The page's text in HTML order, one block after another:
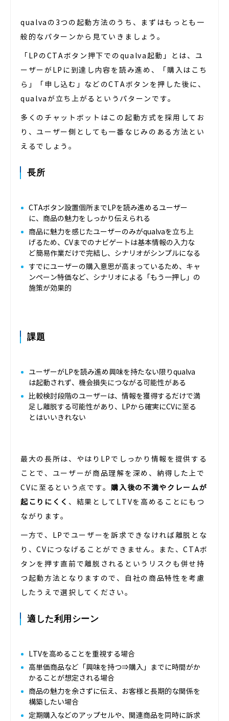
qualvaの3つの起動方法のうち、まずはもっとも一
般的なパターンから見ていきましょう。
「LPのCTAボタン押下でのqualva起動」とは、ユ
ーザーがLPに到達し内容を読み進め、「購入はこち
ら」「申し込む」などのCTAボタンを押した後に、
qualvaが立ち上がるというパターンです。
多くのチャットボットはこの起動方式を採用してお
り、ユーザー側としても一番なじみのある方法とい
えるでしょう。
長所
CTAボタン設置個所までLPを読み進めるユーザー
に、商品の魅力をしっかり伝えられる
商品に魅力を感じたユーザーのみがqualvaを立ち上
げるため、CVまでのナビゲートは基本情報の入力な
ど簡易作業だけで完結し、シナリオがシンプルになる
すでにユーザーの購入意思が高まっているため、キャ
ンペーン特価など、シナリオによる「もう一押し」の
施策が効果的
課題
ユーザーがLPを読み進め興味を持たない限りqualva
は起動されず、機会損失につながる可能性がある
比較検討段階のユーザーは、情報を獲得するだけで満
足し離脱する可能性があり、LPから確実にCVに至る
とはいいきれない
最大の長所は、やはりLPでしっかり情報を提供する
ことで、ユーザーが商品理解を深め、納得した上で
CVに至るという点です。購入後の不満やクレームが
起こりにくく 、結果としてLTVを高めることにもつ
ながります。
一方で、LPでユーザーを訴求できなければ離脱とな
り、CVにつなげることができません。また、CTAボ
タンを押す直前で離脱されるというリスクも併せ持
つ起動方法となりますので、自社の商品特性を考慮
したうえで選択してください。
適した利用シーン
LTVを高めることを重視する場合
高単価商品など「興味を持つ⇒購入」までに時間がか
かることが想定される場合
商品の魅力を余さずに伝え、お客様と長期的な関係を
構築したい場合
定期購入などのアップセルや、関連商品を同時に訴求